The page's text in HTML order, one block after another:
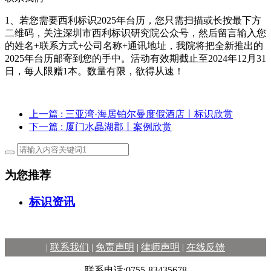
1、若您需要西利标识2025年台历，您只需扫描或长按最下方
二维码，关注深圳市西利标识研究院公众号，然后留言输入您
的姓名+联系方式+公司名称+通讯地址，我院将把全新推出的
2025年台历邮寄到您的手中。活动有效期截止至2024年12月31
日，每人限赠1本。数量有限，欲得从速！
上一篇 : 三亚湾·海居铂尔曼度假酒店丨标识欣赏
下一篇 : 厦门水晶湖郡丨案例欣赏
为您推荐
标识资讯
| 联系我们 | 免责声明 | 律师声明 | 在线反馈